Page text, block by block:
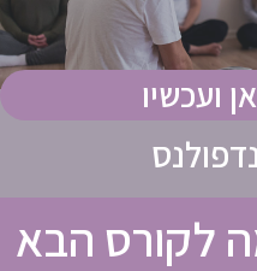
ועכשיו
לקורס הבא